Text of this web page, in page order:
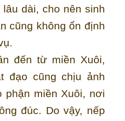
dài, cho nên sinh
cũng không ổn định
đến từ miền Xuôi,
đạo cũng chịu ảnh
phận miền Xuôi, nơi
đúc. Do vậy, nếp